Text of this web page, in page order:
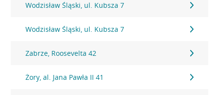
Wodzisław Śląski, ul. Kubsza 7
Wodzisław Śląski, ul. Kubsza 7
Zabrze, Roosevelta 42
Żory, al. Jana Pawła II 41